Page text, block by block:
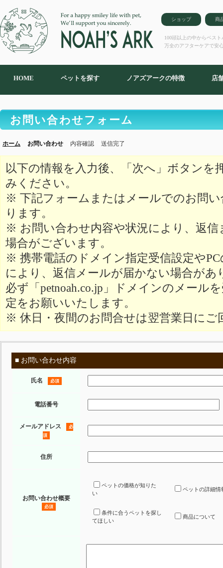
ショップ 商
100頭以上の中からベス
万全のアフターケアで安
HOME ペットを探す ノアズアークの特徴 店
お問い合わせフォーム
ホーム お問い合わせ 内容確認 送信完了
以下の情報を入力後、「次へ」ボタンを
みください。
※ 下記フォームまたはメールでのお問
ります。
※ お問い合わせ内容や状況により、返
場合がございます。
※ 携帯電話のドメイン指定受信設定や
により、返信メールが届かない場合があ
必ず「petnoah.co.jp」ドメインのメール
定をお願いいたします。
※ 休日・夜間のお問合せは翌営業日にご
■ お問い合わせ内容
氏名 必須
電話番号
メールアドレス
必
須
住所
お問い合わせ概要
必須
ペットの価格が知りた
い
ペットの詳細情
条件に合うペットを探し
てほしい
商品について